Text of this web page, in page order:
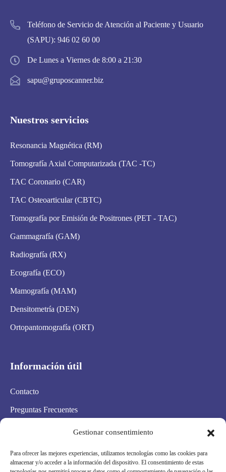
Gestionar consentimiento
Para ofrecer las mejores experiencias, utilizamos tecnologías como las cookies para
almacenar y/o acceder a la información del dispositivo. El consentimiento de estas
Teléfono de Servicio de Atención al Paciente y Usuario
(SAPU): 946 02 60 00
De Lunes a Viernes de 8:00 a 21:30
sapu@gruposcanner.biz
Nuestros servicios
Resonancia Magnética (RM)
Tomografía Axial Computarizada (TAC -TC)
TAC Coronario (CAR)
TAC Osteoarticular (CBTC)
Tomografía por Emisión de Positrones (PET - TAC)
Gammagrafía (GAM)
Radiografía (RX)
Ecografía (ECO)
Mamografía (MAM)
Densitometría (DEN)
Ortopantomografía (ORT)
Información útil
Contacto
Preguntas Frecuentes
Política de cookies